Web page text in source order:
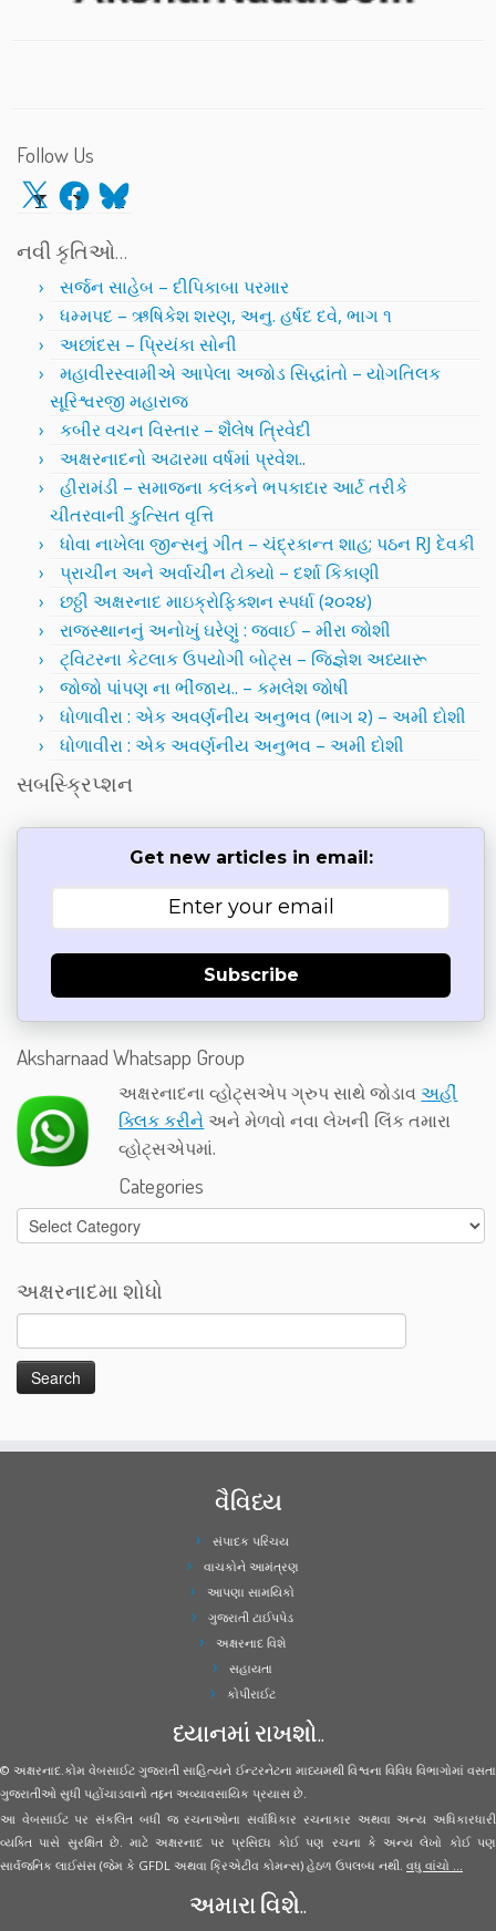
Follow Us
X Facebook
Bluesky
નવી કૃતિઓ…
સર્જન સાહેબ – દીપિકાબા પરમાર
ધમ્મપદ – ઋષિકેશ શરણ, અનુ. હર્ષદ દવે, ભાગ ૧
અછાંદસ – પ્રિયંકા સોની
મહાવીરસ્વામીએ આપેલા અજોડ સિદ્ધાંતો – યોગતિલક
સૂરિશ્વરજી મહારાજ
કબીર વચન વિસ્તાર – શૈલેષ ત્રિવેદી
અક્ષરનાદનો અઢારમા વર્ષમાં પ્રવેશ..
હીરામંડી – સમાજના કલંકને ભપકાદાર આર્ટ તરીકે
ચીતરવાની કુત્સિત વૃત્તિ
ધોવા નાખેલા જીન્સનું ગીત – ચંદ્રકાન્ત શાહ; પઠન RJ દેવકી
પ્રાચીન અને અર્વાચીન ટોક્યો – દર્શા કિકાણી
છઠ્ઠી અક્ષરનાદ માઇક્રોફિક્શન સ્પર્ધા (૨૦૨૪)
રાજસ્થાનનું અનોખું ઘરેણું : જવાઈ – મીરા જોશી
ટ્વિટરના કેટલાક ઉપયોગી બોટ્સ – જિજ્ઞેશ અધ્યારૂ
જોજો પાંપણ ના ભીંજાય.. – કમલેશ જોષી
ધોળાવીરા : એક અવર્ણનીય અનુભવ (ભાગ ૨) – અમી દોશી
ધોળાવીરા : એક અવર્ણનીય અનુભવ – અમી દોશી
સબસ્ક્રિપ્શન
Get new articles in email:
Subscribe
Aksharnaad Whatsapp Group
અક્ષરનાદના વ્હોટ્સએપ ગ્રુપ સાથે જોડાવઅહીં
ક્લિક કરીને અને મેળવો નવા લેખની લિંક તમારા
વ્હોટ્સએપમાં.
Categories
Categories
અક્ષરનાદમા શોધો
વૈવિધ્ય
સંપાદક પરિચય
વાચકોને આમંત્રણ
આપણા સામયિકો
ગુજરાતી ટાઈપપેડ
અક્ષરનાદ વિશે
સહાયતા
કોપીરાઈટ
ધ્યાનમાં રાખશો..
© અક્ષરનાદ.કોમ વેબસાઈટ ગુજરાતી સાહિત્યને ઈન્ટરનેટના માધ્યમથી વિશ્વના વિવિધ વિભાગોમાં વસતા
ગુજરાતીઓ સુધી પહોંચાડવાનો તદ્દન અવ્યાવસાયિક પ્રયાસ છે.
આ વેબસાઈટ પર સંકલિત બધી જ રચનાઓના સર્વાધિકાર રચનાકાર અથવા અન્ય અધિકારધારી
વ્યક્તિ પાસે સુરક્ષિત છે. માટે અક્ષરનાદ પર પ્રસિધ્ધ કોઈ પણ રચના કે અન્ય લેખો કોઈ પણ
સાર્વજનિક લાઈસંસ (જેમ કે GFDL અથવા ક્રિએટીવ કોમન્સ) હેઠળ ઉપલબ્ધ નથી. વધુ વાંચો ...
અમારા વિશે..